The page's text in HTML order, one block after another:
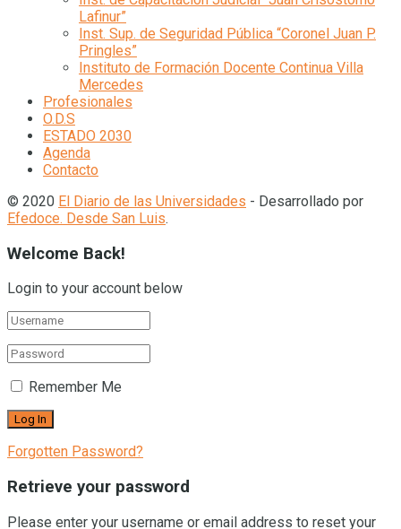
Lafinur”
Inst. Sup. de Seguridad Pública “Coronel Juan P.
Pringles”
Instituto de Formación Docente Continua Villa
Mercedes
Profesionales
O.D.S
ESTADO 2030
Agenda
Contacto
© 2020 El Diario de las Universidades - Desarrollado por
Efedoce. Desde San Luis.
Welcome Back!
Login to your account below
Remember Me
Forgotten Password?
Retrieve your password
Please enter your username or email address to reset your